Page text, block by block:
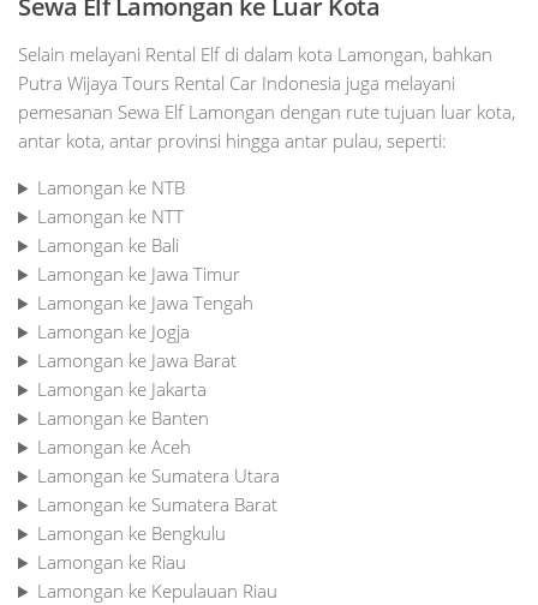
Sewa Elf Lamongan ke Luar Kota
Selain melayani Rental Elf di dalam kota Lamongan, bahkan
Putra Wijaya Tours Rental Car Indonesia juga melayani
pemesanan Sewa Elf Lamongan dengan rute tujuan luar kota,
antar kota, antar provinsi hingga antar pulau, seperti:
Lamongan ke NTB
Lamongan ke NTT
Lamongan ke Bali
Lamongan ke Jawa Timur
Lamongan ke Jawa Tengah
Lamongan ke Jogja
Lamongan ke Jawa Barat
Lamongan ke Jakarta
Lamongan ke Banten
Lamongan ke Aceh
Lamongan ke Sumatera Utara
Lamongan ke Sumatera Barat
Lamongan ke Bengkulu
Lamongan ke Riau
Lamongan ke Kepulauan Riau